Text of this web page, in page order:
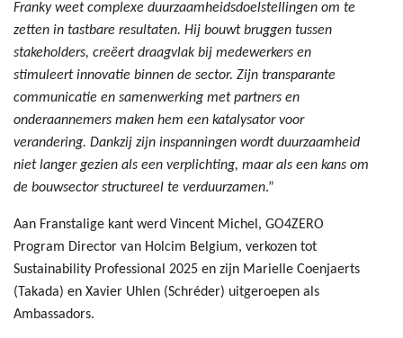
Franky weet complexe duurzaamheidsdoelstellingen om te
zetten in tastbare resultaten. Hij bouwt bruggen tussen
stakeholders, creëert draagvlak bij medewerkers en
stimuleert innovatie binnen de sector. Zijn transparante
communicatie en samenwerking met partners en
onderaannemers maken hem een katalysator voor
verandering. Dankzij zijn inspanningen wordt duurzaamheid
niet langer gezien als een verplichting, maar als een kans om
de bouwsector structureel te verduurzamen.”
Aan Franstalige kant werd Vincent Michel, GO4ZERO
Program Director van Holcim Belgium, verkozen tot
Sustainability Professional 2025 en zijn Marielle Coenjaerts
(Takada) en Xavier Uhlen (Schréder) uitgeroepen als
Ambassadors.